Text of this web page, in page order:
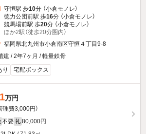
守恒駅 歩10分 （小倉モノレ）
徳力公団前駅 歩16分 （小倉モノレ）
競馬場前駅 歩20分 （小倉モノレ）
ほか2駅（徒歩20分圏内）
福岡県北九州市小倉南区守恒４丁目9-8
建 / 2年7ヶ月 / 軽量鉄骨
り 宅配ボックス
万円
理費3,000円）
不要 礼 80,000円